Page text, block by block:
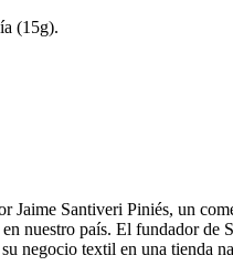
(15g).
Jaime Santiveri Piniés, un
nuestro país. El fundador de
negocio textil en una tienda